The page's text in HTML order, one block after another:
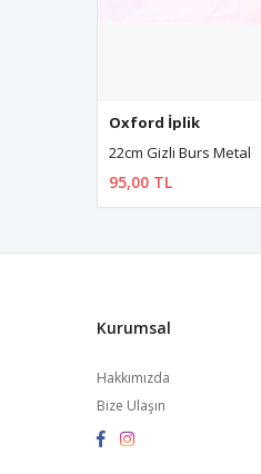
Oxford İplik
22cm Gizli Burs Metal
95,00 TL
Kurumsal
Hakkımızda
Bize Ulaşın